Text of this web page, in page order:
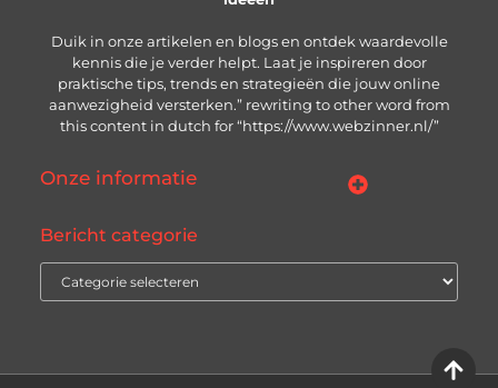
Duik in onze artikelen en blogs en ontdek waardevolle
kennis die je verder helpt. Laat je inspireren door
praktische tips, trends en strategieën die jouw online
aanwezigheid versterken.” rewriting to other word from
this content in dutch for “https://www.webzinner.nl/”
Onze informatie
Bericht categorie